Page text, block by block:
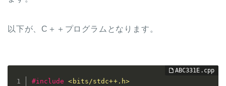
以下が、C＋＋プログラムとなります。
#include
<bits/stdc++.h>